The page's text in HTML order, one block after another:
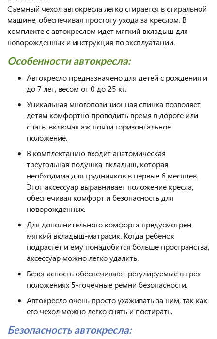
Съемный чехол автокресла легко стирается в стиральной
машине, обеспечивая простоту ухода за креслом. В
комплекте с автокреслом идет мягкий вкладыш для
новорожденных и инструкция по эксплуатации.
Особенности автокресла:
Автокресло предназначено для детей с рождения и
до 7 лет, весом от 0 до 25 кг.
Уникальная многопозиционная спинка позволяет
детям комфортно проводить время в дороге или
спать, включая аж почти горизонтальное
положение.
В комплектацию входит анатомическая
треугольная подушка-вкладыш, которая
необходима для грудничков в первые 6 месяцев.
Этот аксессуар выравнивает положение кресла,
обеспечивая комфорт и безопасность для
новорожденных.
Для дополнительного комфорта предусмотрен
мягкий вкладыш-матрасик. Когда ребенок
подрастет и ему понадобится больше пространства,
аксессуар можно легко удалить.
Безопасность обеспечивают регулируемые в трех
положениях 5-точечные ремни безопасности.
Автокресло очень просто ухаживать за ним, так как
его чехол можно легко снять и постирать.
Безопасность автокресла: